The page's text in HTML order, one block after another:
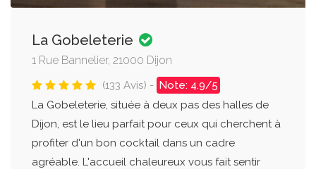
La Gobeleterie
1 Rue Bannelier, 21000 Dijon
(133 Avis) - Note: 4.9/5
La Gobeleterie, située à deux pas des halles de
Dijon, est le lieu parfait pour ceux qui cherchent à
profiter d'un bon cocktail dans un cadre
agréable. L'accueil chaleureux vous fait sentir